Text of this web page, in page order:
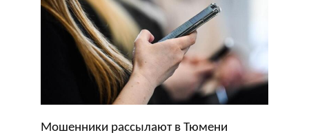
Мошенники рассылают в Тюмени